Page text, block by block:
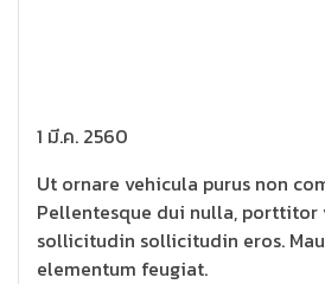
1 มี.ค. 2560
Ut ornare vehicula purus non
Pellentesque dui nulla, porttitor
sollicitudin sollicitudin eros.
elementum feugiat.